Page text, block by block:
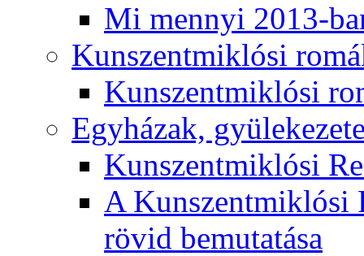
Mi mennyi 2013-
Kunszentmiklósi
Kunszentmiklósi
Egyházak,
Kunszentmiklósi
A Kunszentmiklósi
rövid bemutatása